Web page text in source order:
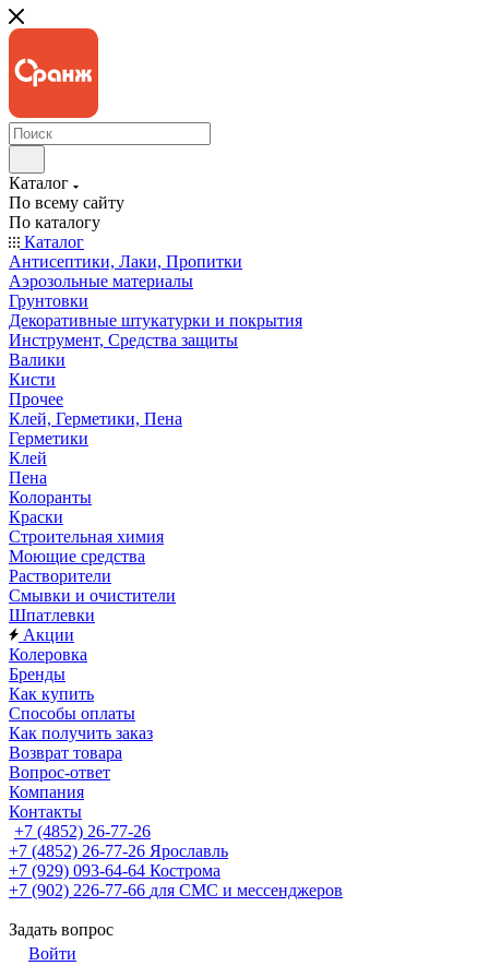
Каталог
По всему сайту
По каталогу
Каталог
Антисептики, Лаки, Пропитки
Аэрозольные материалы
Грунтовки
Декоративные штукатурки и покрытия
Инструмент, Средства защиты
Валики
Кисти
Прочее
Клей, Герметики, Пена
Герметики
Клей
Пена
Колоранты
Краски
Строительная химия
Моющие средства
Растворители
Смывки и очистители
Шпатлевки
Акции
Колеровка
Бренды
Как купить
Способы оплаты
Как получить заказ
Возврат товара
Вопрос-ответ
Компания
Контакты
+7 (4852) 26-77-26
+7 (4852) 26-77-26 Ярославль
+7 (929) 093-64-64 Кострома
+7 (902) 226-77-66 для СМС и мессенджеров
Задать вопрос
Войти